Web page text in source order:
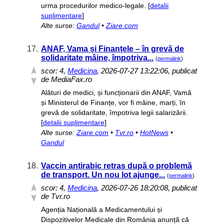
urma procedurilor medico-legale. [detalii
suplimentare]
Alte surse: Gandul• Ziare.com
17. ANAF, Vama și Finanțele – în grevă de
solidaritate mâine, împotriva... (permalink)
scor: 4, Medicina, 2026-07-27 13:22:06, publicat
de MediaFax.ro
Alături de medici, și funcționarii din ANAF, Vamă
și Ministerul de Finanțe, vor fi mâine, marți, în
grevă de solidaritate, împotriva legii salarizării.
[detalii suplimentare]
Alte surse: Ziare.com • Tvr.ro • HotNews •
Gandul
18. Vaccin antirabic retras după o problemă
de transport. Un nou lot ajunge... (permalink)
scor: 4, Medicina, 2026-07-26 18:20:08, publicat
de Tvr.ro
Agenția Națională a Medicamentului și
Dispozitivelor Medicale din România anunță că